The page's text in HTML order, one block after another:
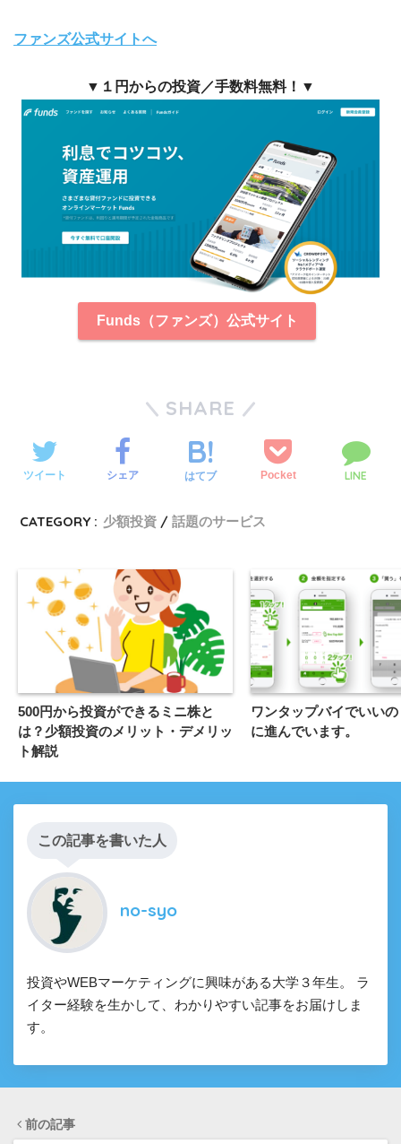
ファンズ公式サイトへ
▼１円からの投資／手数料無料！▼
Funds（ファンズ）公式サイト
SHARE
ツイート シェア はてブ Pocket LINE
CATEGORY : 少額投資 話題のサービス
500円から投資ができるミニ株と
は？少額投資のメリット・デメリッ
ト解説
ワンタップバイでいい
に進んでいます。
この記事を書いた人
no-syo
投資やWEBマーケティングに興味がある大学３年生。 ラ
イター経験を生かして、わかりやすい記事をお届けしま
す。
前の記事